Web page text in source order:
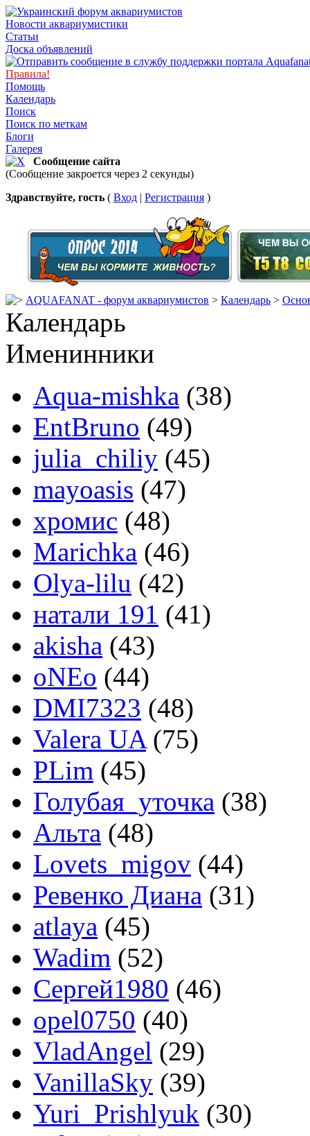
Новости аквариумистики
Статьи
Доска объявлений
Правила!
Помощь
Календарь
Поиск
Поиск по меткам
Блоги
Галерея
Сообщение сайта
(Сообщение закроется через 2 секунды)
Здравствуйте, гость ( Вход | Регистрация )
AQUAFANAT - форум аквариумистов > Календарь >
Календарь
Именинники
Aqua-mishka (38)
EntBruno (49)
julia_chiliy (45)
mayoasis (47)
хромис (48)
Marichka (46)
Olya-lilu (42)
натали 191 (41)
akisha (43)
oNEo (44)
DMI7323 (48)
Valera UA(75)
PLim (45)
Голубая_уточка (38)
Альта (48)
Lovets_migov (44)
Ревенко Диана (31)
atlaya (45)
Wadim (52)
Сергей1980 (46)
opel0750 (40)
VladAngel (29)
VanillaSky (39)
Yuri_Prishlyuk (30)